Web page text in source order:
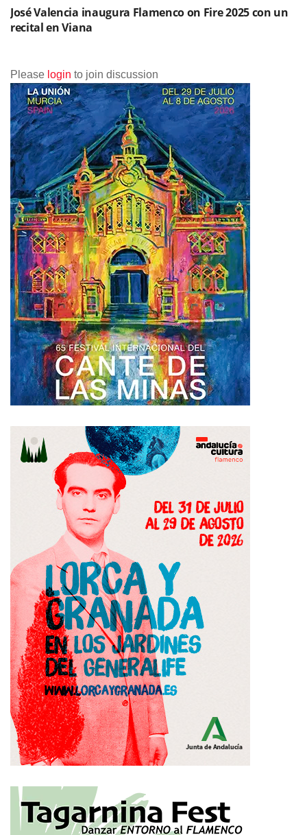
José Valencia inaugura Flamenco on Fire 2025 con un
recital en Viana
Please login to join discussion